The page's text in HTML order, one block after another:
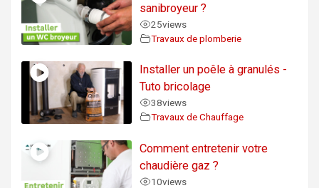
sanibroyeur ?
25views
Travaux de plomberie
Installer un poêle à granulés -
Tuto bricolage
38views
Travaux de Chauffage
Comment entretenir votre
chaudière gaz ?
10views